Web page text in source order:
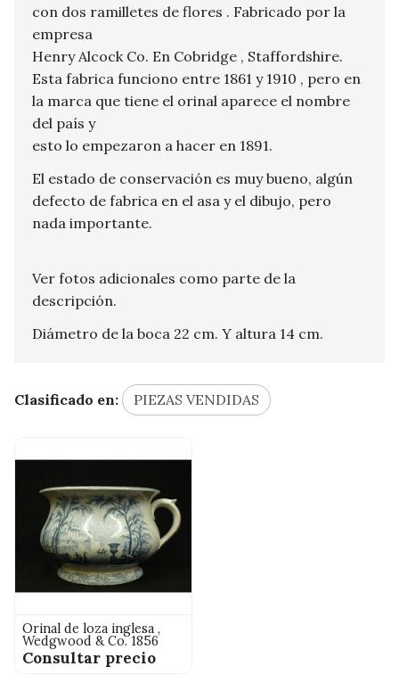
con dos ramilletes de flores . Fabricado por la
empresa
Henry Alcock Co. En Cobridge , Staffordshire.
Esta fabrica funciono entre 1861 y 1910 , pero en
la marca que tiene el orinal aparece el nombre
del país y
esto lo empezaron a hacer en 1891.
El estado de conservación es muy bueno, algún
defecto de fabrica en el asa y el dibujo, pero
nada importante.
Ver fotos adicionales como parte de la
descripción.
Diámetro de la boca 22 cm. Y altura 14 cm.
Clasificado en: PIEZAS VENDIDAS
Orinal de loza inglesa ,
Wedgwood & Co. 1856
Consultar precio